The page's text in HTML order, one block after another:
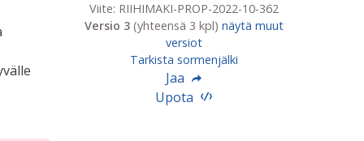
Viite: RIIHIMAKI-PROP-2022-10-362
Versio 3(yhteensä 3 kpl) näytä muut
versiot
Tarkista sormenjälki
Jaa
Upota